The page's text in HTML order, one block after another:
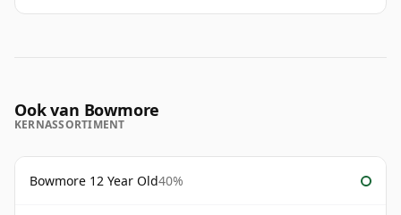
Ook van Bowmore
KERNASSORTIMENT
Bowmore 12 Year Old40%